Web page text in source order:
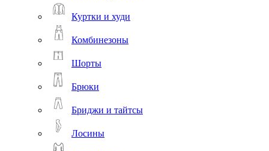
Куртки и худи
Комбинезоны
Шорты
Брюки
Бриджи и тайтсы
Лосины